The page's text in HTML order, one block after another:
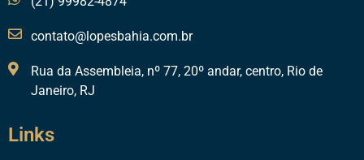
contato@lopesbahia.com.br
Rua da Assembleia, nº 77, 20º andar, centro, Rio de
Janeiro, RJ
Links